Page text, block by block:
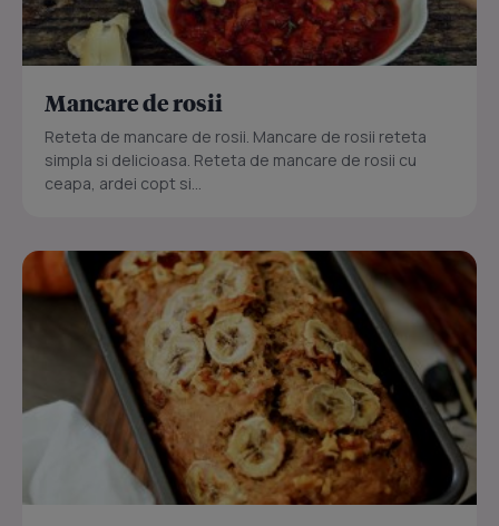
Mancare de rosii
Reteta de mancare de rosii. Mancare de rosii reteta
simpla si delicioasa. Reteta de mancare de rosii cu
ceapa, ardei copt si...